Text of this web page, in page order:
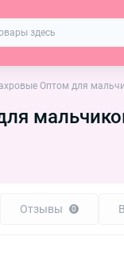
Оптом для
Отзывы 0